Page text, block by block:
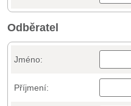
Odběratel
Jméno:
Příjmení: